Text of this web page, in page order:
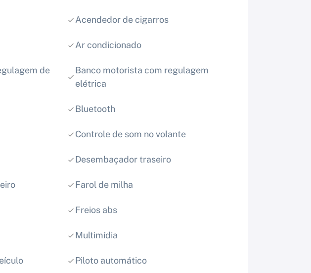
Acendedor de cigarros
Ar condicionado
de
Banco motorista com regulagem
elétrica
Bluetooth
Controle de som no volante
Desembaçador traseiro
Farol de milha
Freios abs
Multimídia
Piloto automático